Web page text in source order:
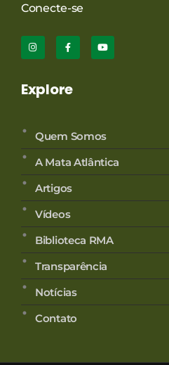
Conecte-se
Explore
Quem Somos
A Mata Atlântica
Artigos
Vídeos
Biblioteca RMA
Transparência
Notícias
Contato